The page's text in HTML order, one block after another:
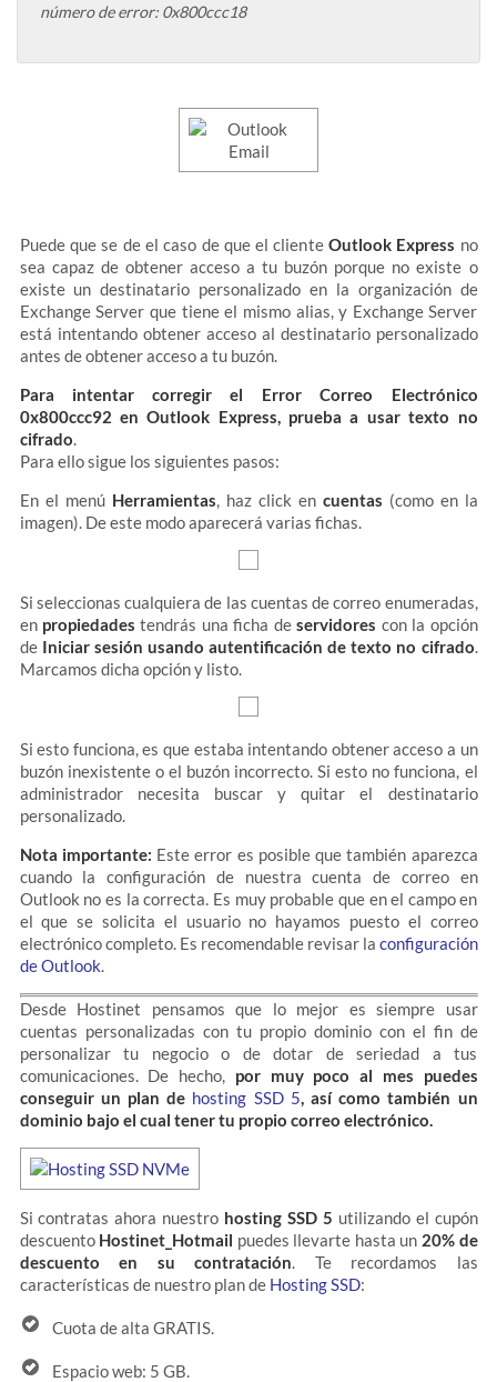
número de error: 0x800ccc18
Puede que se de el caso de que el cliente Outlook Express no
sea capaz de obtener acceso a tu buzón porque no existe o
existe un destinatario personalizado en la organización de
Exchange Server que tiene el mismo alias, y Exchange Server
está intentando obtener acceso al destinatario personalizado
antes de obtener acceso a tu buzón.
Para intentar corregir el Error Correo Electrónico
0x800ccc92 en Outlook Express, prueba a usar texto no
cifrado
Para ello sigue los siguientes pasos:
En el menú Herramientas , haz click en cuentas (como en la
imagen). De este modo aparecerá varias fichas.
Si seleccionas cualquiera de las cuentas de correo enumeradas,
en propiedades tendrás una ficha deservidores con la opción
deIniciar sesión usando autentificación de texto no cifrado
Marcamos dicha opción y listo.
Si esto funciona, es que estaba intentando obtener acceso a un
buzón inexistente o el buzón incorrecto. Si esto no funciona, el
administrador necesita buscar y quitar el destinatario
personalizado.
Nota importante: Este error es posible que también aparezca
cuando la configuración de nuestra cuenta de correo en
Outlook no es la correcta. Es muy probable que en el campo en
el que se solicita el usuario no hayamos puesto el correo
electrónico completo. Es recomendable revisar la configuración
de Outlook
Desde Hostinet pensamos que lo mejor es siempre usar
cuentas personalizadas con tu propio dominio con el fin de
personalizar tu negocio o de dotar de seriedad a tus
comunicaciones. De hecho, por muy poco al mes puedes
conseguir un plan de hosting SSD 5 , así como también un
dominio bajo el cual tener tu propio correo electrónico.
Si contratas ahora nuestro hosting SSD 5 utilizando el cupón
descuento Hostinet_Hotmail puedes llevarte hasta un 20% de
descuento en su contratación . Te recordamos las
características de nuestro plan de Hosting SSD:
Cuota de alta GRATIS.
Espacio web: 5 GB.